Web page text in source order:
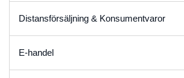
Distansförsäljning & Konsumentvaror
E-handel